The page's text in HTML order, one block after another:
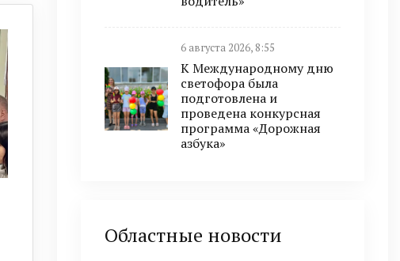
6 августа 2026, 8:55
К Международному дню
светофора была
подготовлена и
проведена конкурсная
программа «Дорожная
азбука»
Областные новости